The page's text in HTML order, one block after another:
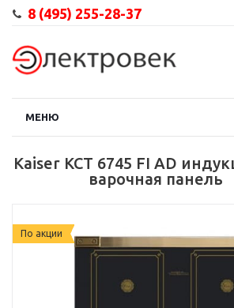
8 (495) 255-28-37
МЕНЮ
Kaiser KCT 6745 FI AD
варочная панель
По акции